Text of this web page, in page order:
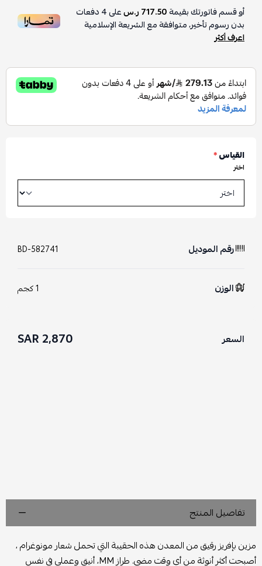
أو قسم فاتورتك بقيمة717.50 ر.س على4دفعات
بدون رسوم تأخير، متوافقة مع الشريعة الإسلامية
اعرف أكثر
القياس*
اختر
رقم الموديل BD-582741
الوزن 1 كجم
السعر 2,870 SAR
تفاصيل المنتج
مزين بإفريز رقيق من المعدن هذه الحقيبة التي تحمل شعار مونوغرام ،
أصبحت أكثر أنوثة من أي وقت مضى. طراز MM، أنيق وعملي في نفس